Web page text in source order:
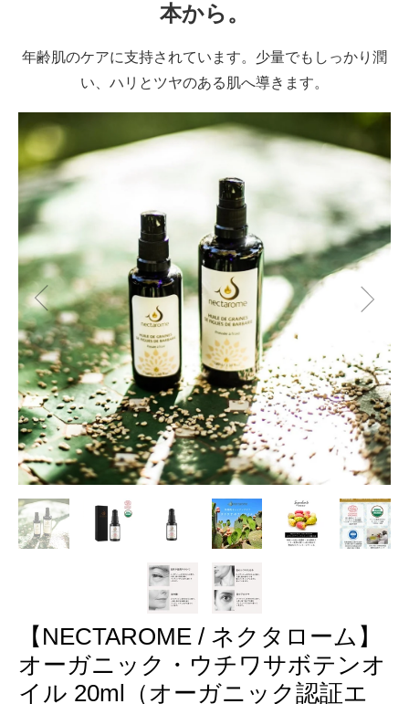
本から。
年齢肌のケアに支持されています。少量でもしっかり潤
い、ハリとツヤのある肌へ導きます。